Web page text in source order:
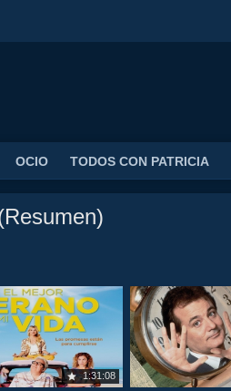
OCIO TODOS CON PATRICIA
1:31:08